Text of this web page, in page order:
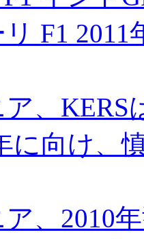
F1
ア、KERS
に向け、
ア、2010